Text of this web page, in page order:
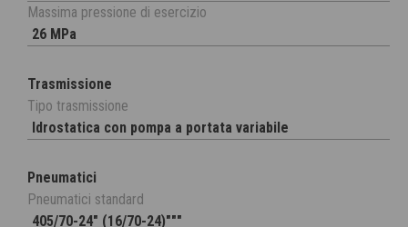
Massima pressione di esercizio
26 MPa
Trasmissione
Tipo trasmissione
Idrostatica con pompa a portata variabile
Pneumatici
Pneumatici standard
405/70-24" (16/70-24)"""